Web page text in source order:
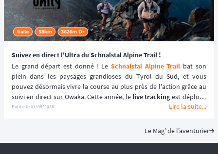
Suivez en direct l'Ultra du Schnalstal Alpine Trail !
Le grand départ est donné ! Le Schnalstal Alpine Trail bat son
plein dans les paysages grandioses du Tyrol du Sud, et vous
pouvez désormais vivre la course au plus près de l'action grâce au
suivi en direct sur Owaka. Cette année, le live tracking est déployé
spécifiquement pour la distance reine de l'événement afin de
Publié le01/08/2026 Lire la suite...
Le Mag’ de l’aventurier